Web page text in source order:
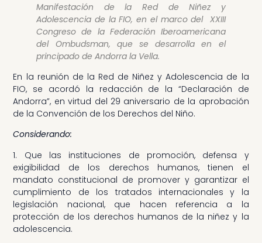
Manifestación de la Red de Niñez y
Adolescencia de la FIO, en el marco del XXIII
Congreso de la Federación Iberoamericana
del Ombudsman, que se desarrolla en el
principado de Andorra la Vella.
En la reunión de la Red de Niñez y Adolescencia de la
FIO, se acordó la redacción de la “Declaración de
Andorra”, en virtud del 29 aniversario de la aprobación
de la Convención de los Derechos del Niño.
Considerando:
1. Que las instituciones de promoción, defensa y
exigibilidad de los derechos humanos, tienen el
mandato constitucional de promover y garantizar el
cumplimiento de los tratados internacionales y la
legislación nacional, que hacen referencia a la
protección de los derechos humanos de la niñez y la
adolescencia.